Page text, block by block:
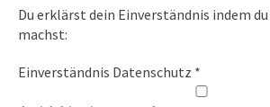
Du erklärst dein Einverständnis indem
machst:
Einverständnis Datenschutz *
Heilpraxis Hirschburger